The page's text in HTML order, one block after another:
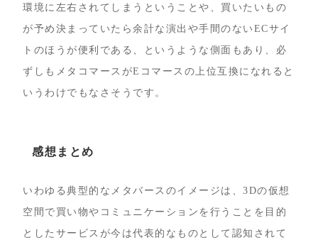
環境に左右されてしまうということや、買いたいもの
が予め決まっていたら余計な演出や手間のないECサイ
トのほうが便利である、というような側面もあり、必
ずしもメタコマースがEコマースの上位互換になれると
いうわけでもなさそうです。
感想まとめ
いわゆる典型的なメタバースのイメージは、3Dの仮想
空間で買い物やコミュニケーションを行うことを目的
としたサービスが今は代表的なものとして認知されて